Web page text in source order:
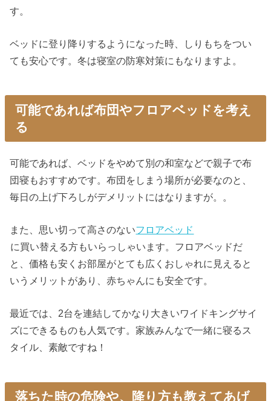
す。
ベッドに登り降りするようになった時、しりもちをつい
ても安心です。冬は寝室の防寒対策にもなりますよ。
可能であれば布団やフロアベッドを考え
る
可能であれば、ベッドをやめて別の和室などで親子で布
団寝もおすすめです。布団をしまう場所が必要なのと、
毎日の上げ下ろしがデメリットにはなりますが。。
また、思い切って高さのないフロアベッド
に買い替える方もいらっしゃいます。フロアベッドだ
と、価格も安くお部屋がとても広くおしゃれに見えると
いうメリットがあり、赤ちゃんにも安全です。
最近では、2台を連結してかなり大きいワイドキングサイ
ズにできるものも人気です。家族みんなで一緒に寝るス
タイル、素敵ですね！
落ちた時の危険や、降り方も教えてあげ